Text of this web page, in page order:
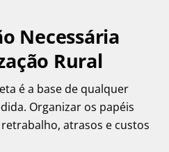
Necessária
Rural
é a base de qualquer
Organizar os papéis
atrasos e custos